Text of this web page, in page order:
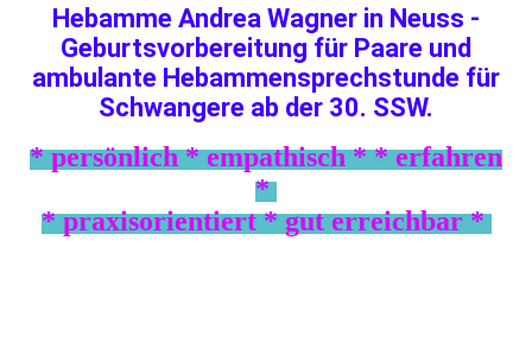
Hebamme Andrea Wagner in Neuss -
Geburtsvorbereitung für Paare und
ambulante Hebammensprechstunde für
Schwangere ab der 30. SSW.
* persönlich * empathisch * *erfahren
*
* praxisorientiert * gut erreichbar *